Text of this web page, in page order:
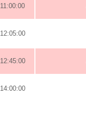
11:00:00
12:05:00
12:45:00
14:00:00